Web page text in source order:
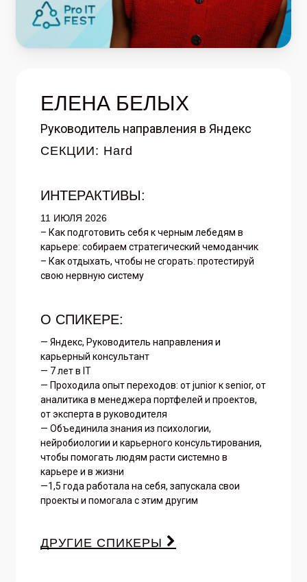
ЕЛЕНА БЕЛЫХ
Руководитель направления в Яндекс
СЕКЦИИ: Hard
ИНТЕРАКТИВЫ:
11 ИЮЛЯ 2026
– Как подготовить себя к черным лебедям в
карьере: собираем стратегический чемоданчик
– Как отдыхать, чтобы не сгорать: протестируй
свою нервную систему
О СПИКЕРЕ:
— Яндекс, Руководитель направления и
карьерный консультант
— 7 лет в IT
— Проходила опыт переходов: от junior к senior, от
аналитика в менеджера портфелей и проектов,
от эксперта в руководителя
— Объединила знания из психологии,
нейробиологии и карьерного консультирования,
чтобы помогать людям расти системно в
карьере и в жизни
—1,5 года работала на себя, запускала свои
проекты и помогала с этим другим
ДРУГИЕ СПИКЕРЫ